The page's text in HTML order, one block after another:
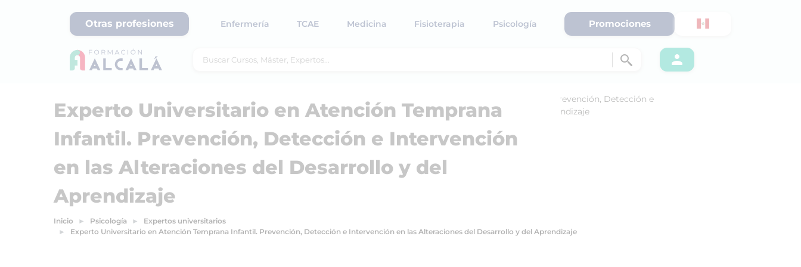
Otras profesiones Enfermería TCAE Medicina Fisioterapia Psicología Promociones
Experto Universitario en Atención Temprana
Infantil. Prevención, Detección e Intervención
en las Alteraciones del Desarrollo y del
Aprendizaje
Inicio Psicología
Expertos universitarios
Experto Universitario en Atención Temprana Infantil. Prevención, Detección e Intervención en las Alteraciones del Desarrollo y del Aprendizaje